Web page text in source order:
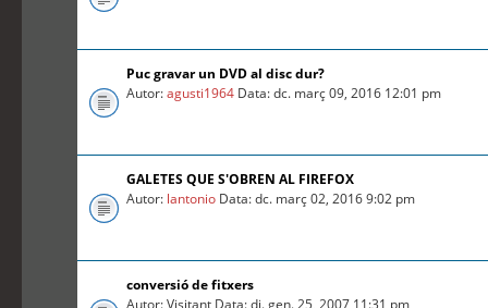
Puc gravar un DVD al disc dur?
Autor:agusti1964 Data: dc. març 09, 2016 12:01 pm
GALETES QUE S'OBREN AL FIREFOX
Autor: lantonio Data: dc. març 02, 2016 9:02 pm
conversió de fitxers
Autor: Visitant Data: dj. gen. 25, 2007 11:31 pm